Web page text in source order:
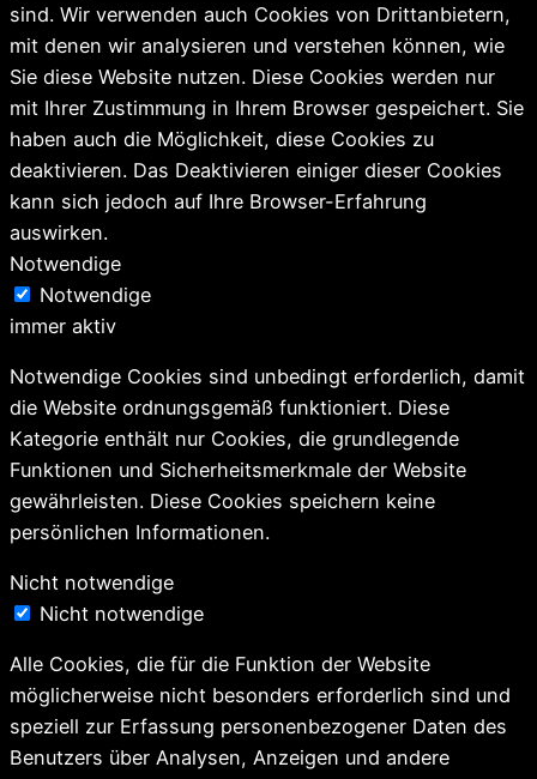
sind. Wir verwenden auch Cookies von Drittanbietern,
mit denen wir analysieren und verstehen können, wie
Sie diese Website nutzen. Diese Cookies werden nur
mit Ihrer Zustimmung in Ihrem Browser gespeichert. Sie
haben auch die Möglichkeit, diese Cookies zu
deaktivieren. Das Deaktivieren einiger dieser Cookies
kann sich jedoch auf Ihre Browser-Erfahrung
auswirken.
Notwendige
Notwendige
immer aktiv
Notwendige Cookies sind unbedingt erforderlich, damit
die Website ordnungsgemäß funktioniert. Diese
Kategorie enthält nur Cookies, die grundlegende
Funktionen und Sicherheitsmerkmale der Website
gewährleisten. Diese Cookies speichern keine
persönlichen Informationen.
Nicht notwendige
Nicht notwendige
Alle Cookies, die für die Funktion der Website
möglicherweise nicht besonders erforderlich sind und
speziell zur Erfassung personenbezogener Daten des
Benutzers über Analysen, Anzeigen und andere